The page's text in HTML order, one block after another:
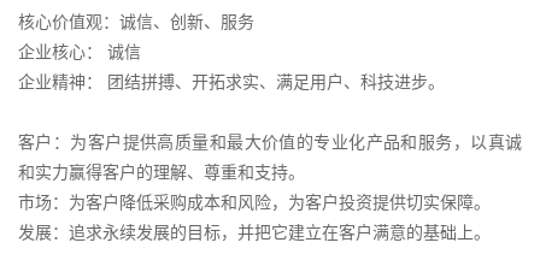
核心价值观：诚信、创新、服务
企业核心： 诚信
企业精神： 团结拼搏、开拓求实、满足用户、科技进步。
客户：为客户提供高质量和最大价值的专业化产品和服务，以真诚
和实力赢得客户的理解、尊重和支持。
市场：为客户降低采购成本和风险，为客户投资提供切实保障。
发展：追求永续发展的目标，并把它建立在客户满意的基础上。